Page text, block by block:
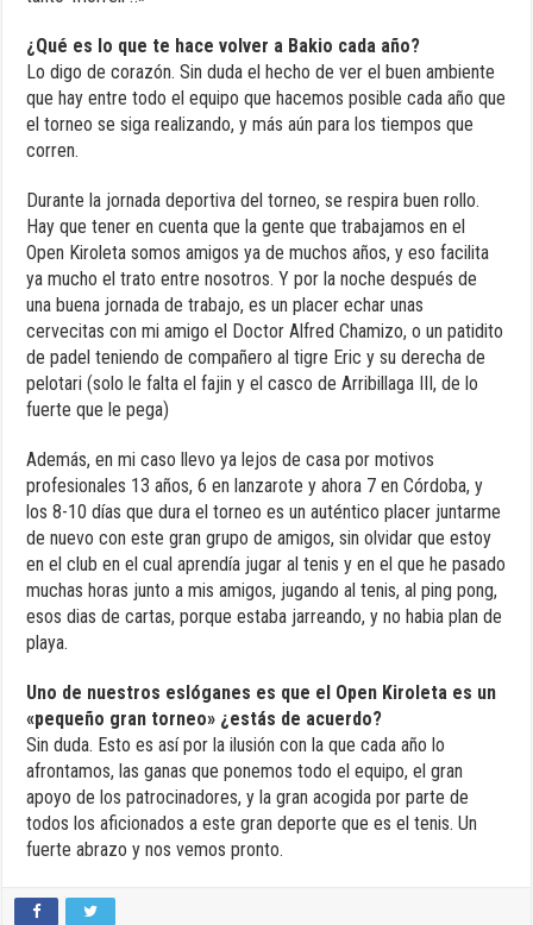
¿Qué es lo que te hace volver a Bakio cada año?
Lo digo de corazón. Sin duda el hecho de ver el buen ambiente
que hay entre todo el equipo que hacemos posible cada año que
el torneo se siga realizando, y más aún para los tiempos que
corren.
Durante la jornada deportiva del torneo, se respira buen rollo.
Hay que tener en cuenta que la gente que trabajamos en el
Open Kiroleta somos amigos ya de muchos años, y eso facilita
ya mucho el trato entre nosotros. Y por la noche después de
una buena jornada de trabajo, es un placer echar unas
cervecitas con mi amigo el Doctor Alfred Chamizo, o un patidito
de padel teniendo de compañero al tigre Eric y su derecha de
pelotari (solo le falta el fajin y el casco de Arribillaga III, de lo
fuerte que le pega)
Además, en mi caso llevo ya lejos de casa por motivos
profesionales 13 años, 6 en lanzarote y ahora 7 en Córdoba, y
los 8-10 días que dura el torneo es un auténtico placer juntarme
de nuevo con este gran grupo de amigos, sin olvidar que estoy
en el club en el cual aprendía jugar al tenis y en el que he pasado
muchas horas junto a mis amigos, jugando al tenis, al ping pong,
esos dias de cartas, porque estaba jarreando, y no habia plan de
playa.
Uno de nuestros eslóganes es que el Open Kiroleta es un
«pequeño gran torneo» ¿estás de acuerdo?
Sin duda. Esto es así por la ilusión con la que cada año lo
afrontamos, las ganas que ponemos todo el equipo, el gran
apoyo de los patrocinadores, y la gran acogida por parte de
todos los aficionados a este gran deporte que es el tenis. Un
fuerte abrazo y nos vemos pronto.